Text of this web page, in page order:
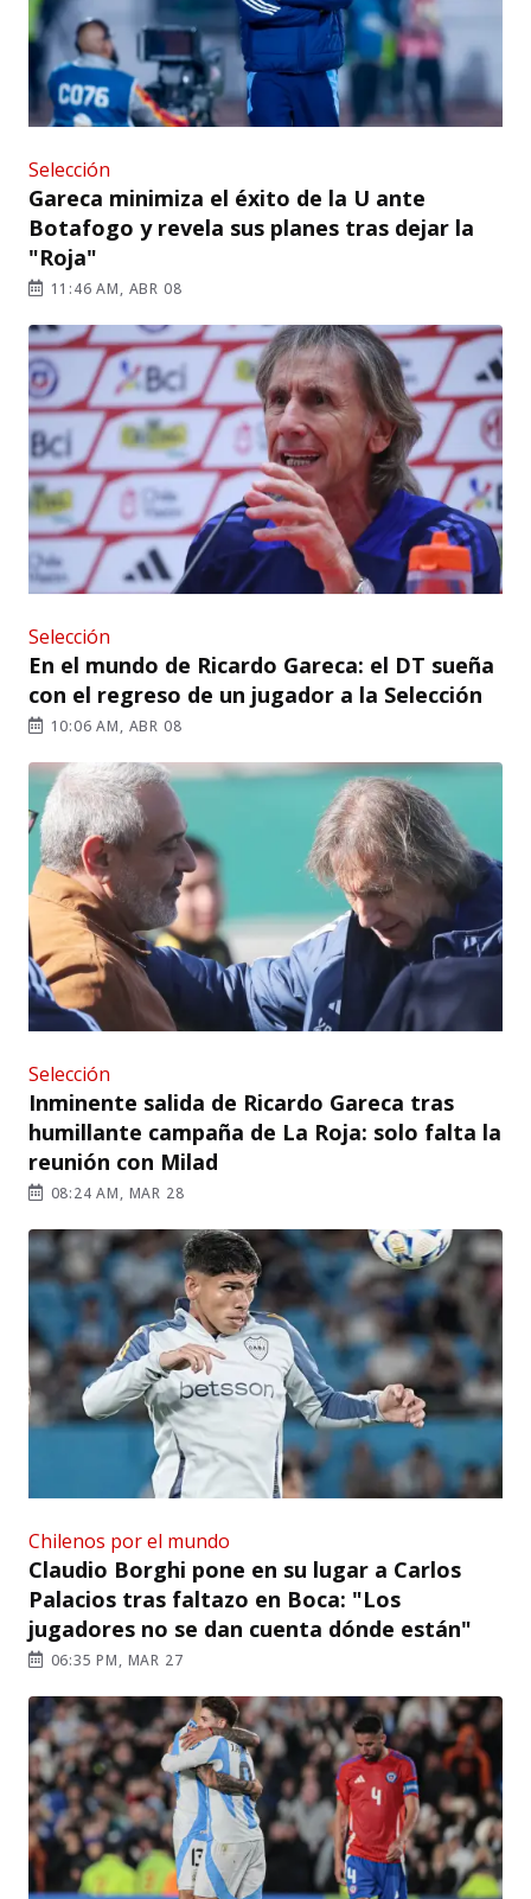
Selección
Gareca minimiza el éxito de la U ante
Botafogo y revela sus planes tras dejar la
"Roja"
11:46 AM, ABR 08
Selección
En el mundo de Ricardo Gareca: el DT sueña
con el regreso de un jugador a la Selección
10:06 AM, ABR 08
Selección
Inminente salida de Ricardo Gareca tras
humillante campaña de La Roja: solo falta la
reunión con Milad
08:24 AM, MAR 28
Chilenos por el mundo
Claudio Borghi pone en su lugar a Carlos
Palacios tras faltazo en Boca: "Los
jugadores no se dan cuenta dónde están"
06:35 PM, MAR 27